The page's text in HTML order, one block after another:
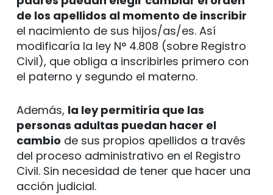
de los apellidos al momento de inscribir
el nacimiento de sus hijos/as/es. Así
modificaría la ley N° 4.808 (sobre Registro
Civil), que obliga a inscribirles primero con
el paterno y segundo el materno.
Además, la ley permitiría que las
personas adultas puedan hacer el
cambio de sus propios apellidos a través
del proceso administrativo en el Registro
Civil. Sin necesidad de tener que hacer una
acción judicial.